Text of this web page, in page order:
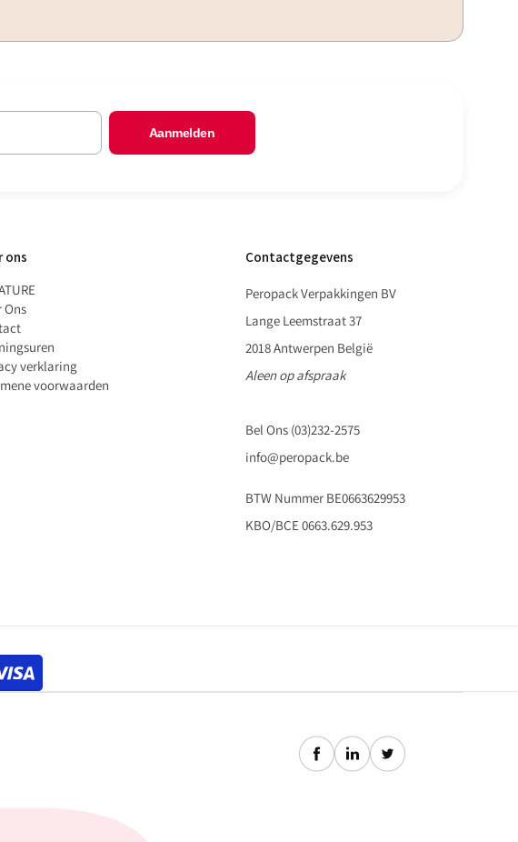
Aanmelden
ons
Ons
verklaring
voorwaarden
Contactgegevens
Peropack Verpakkingen BV
Lange Leemstraat 37
2018 Antwerpen België
Aleen op afspraak
Bel Ons (03)232-2575
info@peropack.be
BTW Nummer BE0663629953
KBO/BCE 0663.629.953